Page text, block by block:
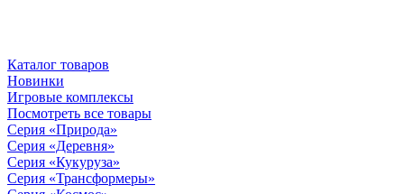
Каталог товаров
Новинки
Игровые комплексы
Посмотреть все товары
Серия «Природа»
Серия «Деревня»
Серия «Кукуруза»
Серия «Трансформеры»